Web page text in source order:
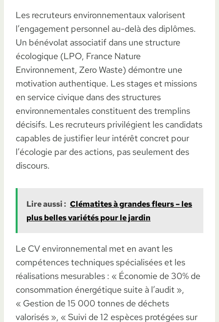
Les recruteurs environnementaux valorisent
l’engagement personnel au-delà des diplômes.
Un bénévolat associatif dans une structure
écologique (LPO, France Nature
Environnement, Zero Waste) démontre une
motivation authentique. Les stages et missions
en service civique dans des structures
environnementales constituent des tremplins
décisifs. Les recruteurs privilégient les candidats
capables de justifier leur intérêt concret pour
l’écologie par des actions, pas seulement des
discours.
Lire aussi : Clématites à grandes fleurs – les
plus belles variétés pour le jardin
Le CV environnemental met en avant les
compétences techniques spécialisées et les
réalisations mesurables : « Économie de 30% de
consommation énergétique suite à l’audit »,
« Gestion de 15 000 tonnes de déchets
valorisés », « Suivi de 12 espèces protégées sur